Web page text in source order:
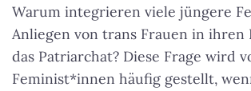
Warum integrieren viele jüngere
Anliegen von trans Frauen in ihren
das Patriarchat? Diese Frage wird
Feminist*innen häufig gestellt,